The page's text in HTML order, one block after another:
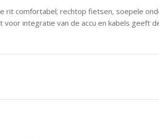
rit comfortabel; rechtop fietsen, soepele
voor integratie van de accu en kabels geeft